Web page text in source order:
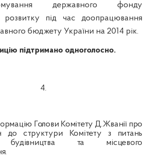
державного фонду
розвитку під час доопрацювання
бюджету України на 2014 рік.
підтримано одноголосно.
4.
Голови Комітету Д.Жванії про
до структури Комітету з питань
будівництва та місцевого